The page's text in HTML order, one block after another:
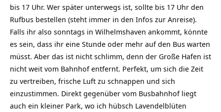
bis 17 Uhr. Wer später unterwegs ist, sollte bis 17 Uhr den
Rufbus bestellen (steht immer in den Infos zur Anreise).
Falls ihr also sonntags in Wilhelmshaven ankommt, könnte
es sein, dass ihr eine Stunde oder mehr auf den Bus warten
müsst. Aber das ist nicht schlimm, denn der Große Hafen ist
nicht weit vom Bahnhof entfernt. Perfekt, um sich die Zeit
zu vertreiben, frische Luft zu schnappen und sich
einzustimmen. Direkt gegenüber vom Busbahnhof liegt
auch ein kleiner Park, wo ich hübsch Lavendelblüten